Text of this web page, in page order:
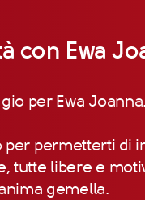
con Ewa
per Ewa Joanna.
per permetterti di
tutte libere e
gemella.